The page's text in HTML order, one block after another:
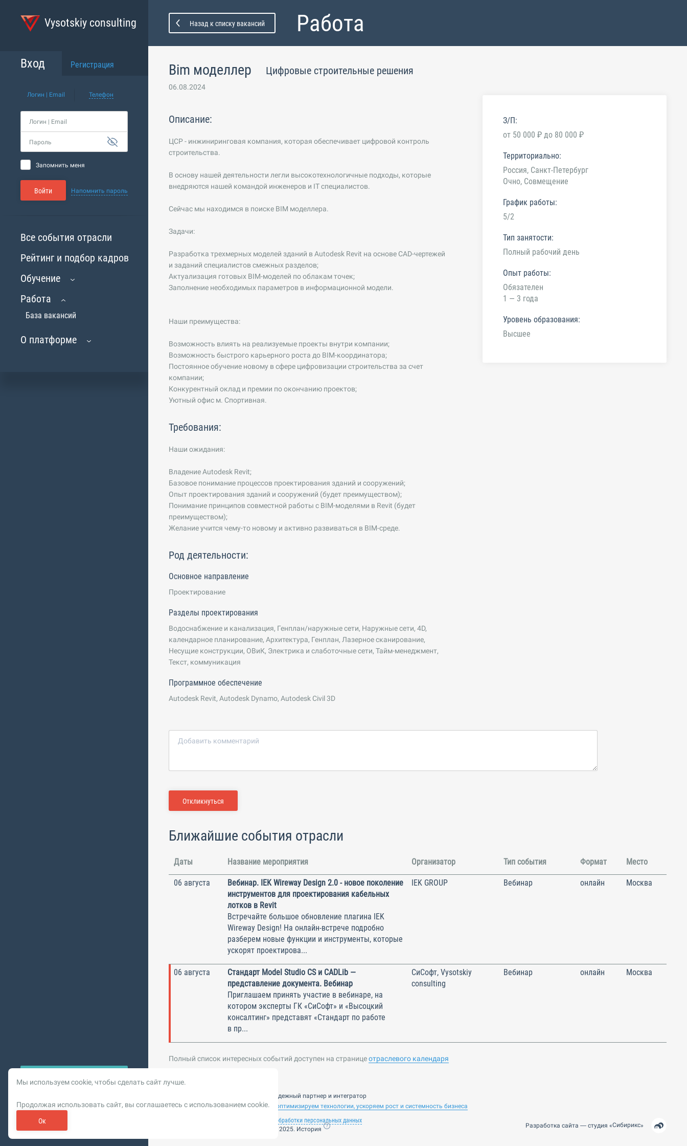
Vysotskiy consulting
Вход Регистрация
Логин | Email Телефон
Логин | Email
Пароль
Запомнить меня
Войти Напомнить пароль
Все события отрасли
Рейтинг и подбор кадров
Обучение
Работа
База вакансий
О платформе
Реклама. ООО «РОМБИТ»
О рекламе на bim.vc
Назад к списку вакансий Работа
Bim моделлер Цифровые строительные решения
06.08.2024
З/П:
от 50 000 ₽ до 80 000 ₽
Территориально:
Россия, Санкт-Петербург
Очно, Совмещение
График работы:
5/2
Тип занятости:
Полный рабочий день
Опыт работы:
Обязателен
1 — 3 года
Уровень образования:
Высшее
Описание:
ЦСР - инжиниринговая компания, которая обеспечивает цифровой контроль
строительства.
В основу нашей деятельности легли высокотехнологичные подходы, которые
внедряются нашей командой инженеров и IT специалистов.
Сейчас мы находимся в поиске BIM моделлера.
Задачи:
Разработка трехмерных моделей зданий в Autodesk Revit на основе CAD-чертежей
и заданий специалистов смежных разделов;
Актуализация готовых BIM-моделей по облакам точек;
Заполнение необходимых параметров в информационной модели.
Наши преимущества:
Возможность влиять на реализуемые проекты внутри компании;
Возможность быстрого карьерного роста до BIM-координатора;
Постоянное обучение новому в сфере цифровизации строительства за счет
компании;
Конкурентный оклад и премии по окончанию проектов;
Уютный офис м. Спортивная.
Требования:
Наши ожидания:
Владение Autodesk Revit;
Базовое понимание процессов проектирования зданий и сооружений;
Опыт проектирования зданий и сооружений (будет преимуществом);
Понимание принципов совместной работы с BIM-моделями в Revit (будет
преимуществом);
Желание учится чему-то новому и активно развиваться в BIM-среде.
Род деятельности:
Основное направление
Проектирование
Разделы проектирования
Водоснабжение и канализация, Генплан/наружные сети, Наружные сети, 4D,
календарное планирование, Архитектура, Генплан, Лазерное сканирование,
Несущие конструкции, ОВиК, Электрика и слаботочные сети, Тайм-менеджмент,
Текст, коммуникация
Программное обеспечение
Autodesk Revit, Autodesk Dynamo, Autodesk Civil 3D
Откликнуться
Ближайшие события отрасли
Даты Название мероприятия Организатор Тип события Формат Место
06 августа
Вебинар. IEK Wireway Design 2.0 - новое поколение
инструментов для проектирования кабельных
лотков в Revit
Встречайте большое обновление плагина IEK
Wireway Design! На онлайн-встрече подробно
разберем новые функции и инструменты, которые
ускорят проектирова...
IEK GROUP Вебинар онлайн Москва
06 августа
Стандарт Model Studio CS и CADLib —
представление документа. Вебинар
Приглашаем принять участие в вебинаре, на
котором эксперты ГК «СиСофт» и «Высоцкий
консалтинг» представят «Стандарт по работе
в пр...
СиСофт, Vysotskiy
consulting
Вебинар онлайн Москва
Полный список интересных событий доступен на страницеотраслевого календаря
© 2026 Vysotskiy consulting — ваш надежный партнер и интегратор
Цифровизация, BIM, ИИ. Внедряем и оптимизируем технологии, ускоряем рост и системность бизнеса
Политика обработки персональных данных
Обновление от 14 ноября 2025. История
Разработка сайта — студия «Сибирикс»
Мы используем cookie, чтобы сделать сайт лучше.
Продолжая использовать сайт, вы соглашаетесь с использованием cookie.
Ок